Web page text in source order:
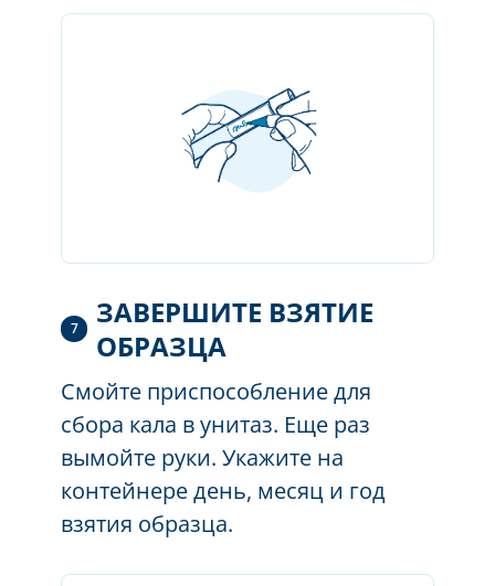
7
ЗАВЕРШИТЕ ВЗЯТИЕ
ОБРАЗЦА
Смойте приспособление для
сбора кала в унитаз. Еще раз
вымойте руки. Укажите на
контейнере день, месяц и год
взятия образца.